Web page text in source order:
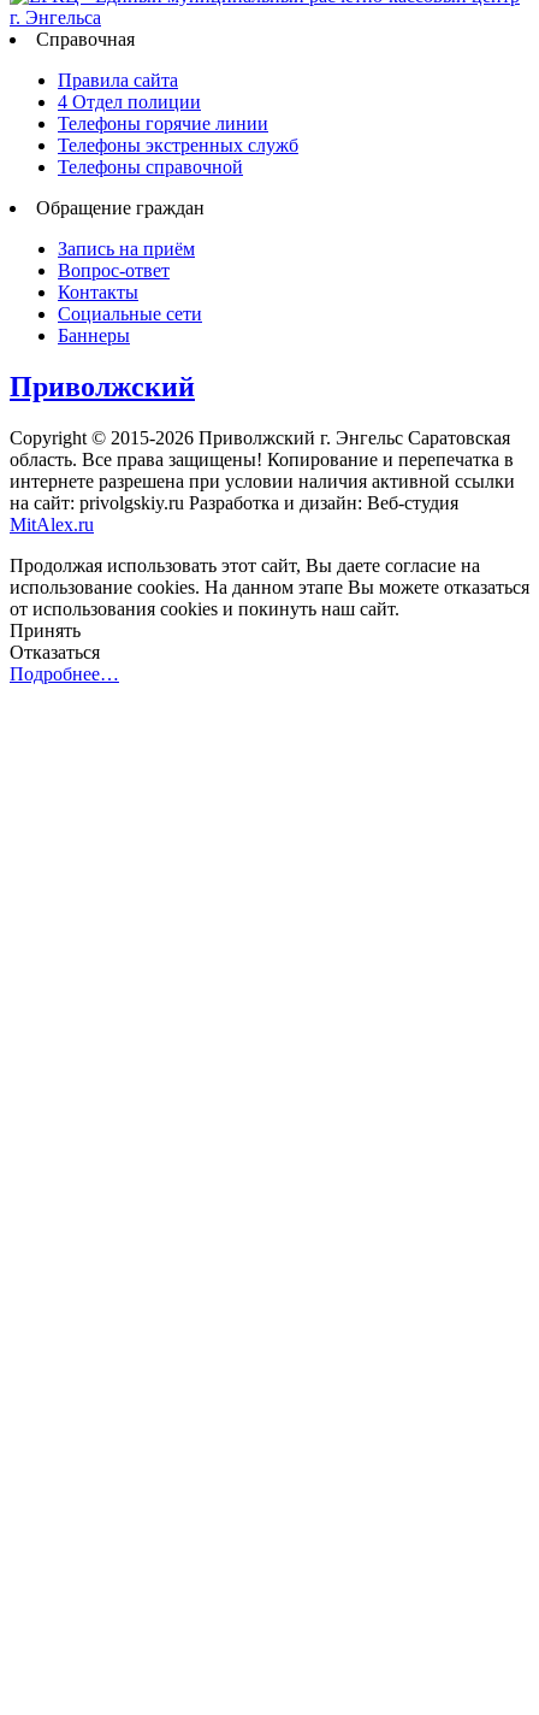
Справочная
Правила сайта
4 Отдел полиции
Телефоны горячие линии
Телефоны экстренных служб
Телефоны справочной
Обращение граждан
Запись на приём
Вопрос-ответ
Контакты
Социальные сети
Баннеры
Приволжский
Copyright © 2015-2026 Приволжский г. Энгельс Саратовская
область. Все права защищены! Копирование и перепечатка в
интернете разрешена при условии наличия активной ссылки
на сайт: privolgskiy.ru Разработка и дизайн: Веб-студия
MitAlex.ru
Продолжая использовать этот сайт, Вы даете согласие на
использование cookies. На данном этапе Вы можете отказаться
от использования cookies и покинуть наш сайт.
Принять
Отказаться
Подробнее…